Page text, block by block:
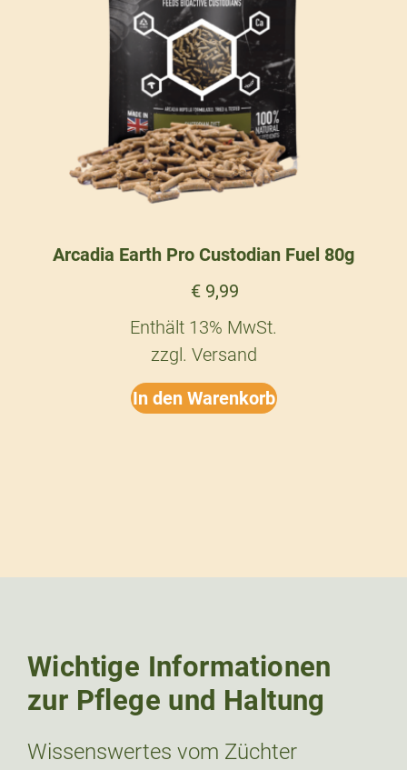
Arcadia Earth Pro Custodian Fuel 80g
€ 9,99
Enthält 13% MwSt.
zzgl. Versand
In den Warenkorb
Wichtige Informationen
zur Pflege und Haltung
Wissenswertes vom Züchter